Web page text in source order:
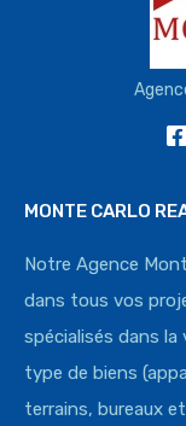
MONTE CARLO
Notre Agence
dans tous vos
spécialisés dans
type de biens
terrains, bureaux